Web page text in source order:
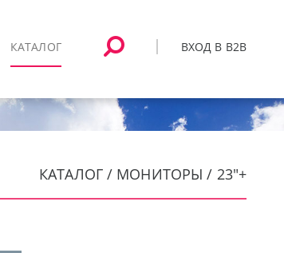
ВХОД В B2B
КАТАЛОГ
КАТАЛОГ / МОНИТОРЫ / 23"+